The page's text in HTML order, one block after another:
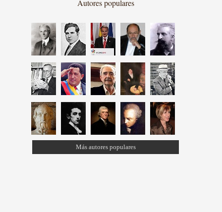
Autores populares
Más autores populares